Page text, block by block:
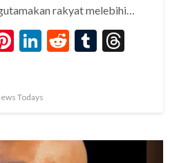
rakyat melebihi…
Pinterest
LinkedIn
RedditTumblr
Todays